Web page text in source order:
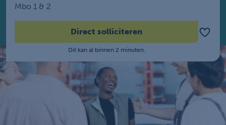
Mbo 1 & 2
Direct solliciteren
Dit kan al binnen 2 minuten.